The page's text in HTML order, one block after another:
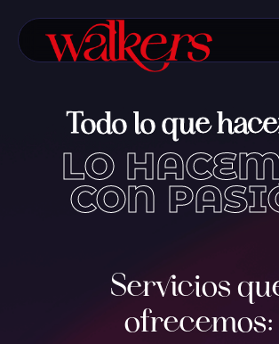
Todo lo que
LO
CON
Servicios
ofrecemos: